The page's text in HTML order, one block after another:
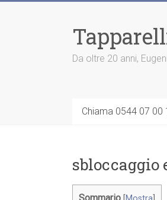
Da oltre 20 anni,
Chiama 0544 07 00
sbloccaggio